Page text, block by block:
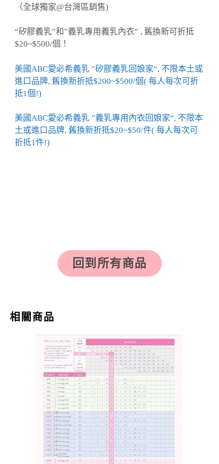
（全球獨家@台灣區銷售)
“矽膠義乳”和”義乳專用義乳內衣” , 舊換新可折抵
$20~$500/個！
美國ABC愛必希義乳 ”矽膠義乳回娘家“, 不限本土或
進口品牌, 舊換新折抵$200~$500/個( 每人每次可折
抵1個!)
美國ABC愛必希義乳 ”義乳專用內衣回娘家“, 不限本
土或進口品牌, 舊換新折抵$20~$50/件( 每人每次可
折抵1件!)
回到所有商品
相關商品